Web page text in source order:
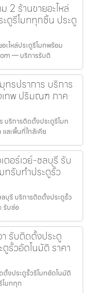
2 ร้านขายอะไหล่
ะตูรีโมททุกชิ้น ประตู
ะไหล่ประตูรีโมทพร้อม
— บริการรับติ
ทรปราการ บริการ
เทพ ปริมณฑ ภาค
บริการติดตั้งประตูรีโมท
ละพื้นที่ใกล้เคีย
อร์เวย์-ชลบุรี รับ
ทรับทำประตูรั้ว
บุรี บริการติดตั้งประตูรั้ว
รับซ่อ
รับติดตั้งประตู
รั้วอัตโนมัติ ราคา
งประตูรั้วรีโมทอัตโนมัติ
โมททุก